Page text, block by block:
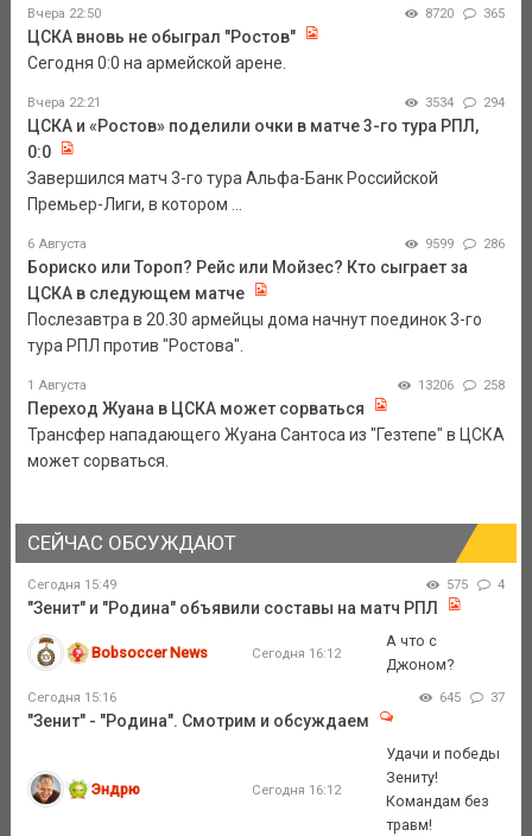
Вчера 22:50 8720 365
ЦСКА вновь не обыграл "Ростов"
Сегодня 0:0 на армейской арене.
Вчера 22:21 3534 294
ЦСКА и «Ростов» поделили очки в матче 3-го тура РПЛ,
0:0
Завершился матч 3-го тура Альфа-Банк Российской
Премьер-Лиги, в котором ...
6 Августа 9599 286
Бориско или Тороп? Рейс или Мойзес? Кто сыграет за
ЦСКА в следующем матче
Послезавтра в 20.30 армейцы дома начнут поединок 3-го
тура РПЛ против "Ростова".
1 Августа 13206 258
Переход Жуана в ЦСКА может сорваться
Трансфер нападающего Жуана Сантоса из "Гезтепе" в ЦСКА
может сорваться.
СЕЙЧАС ОБСУЖДАЮТ
Сегодня 15:49 575 4
"Зенит" и "Родина" объявили составы на матч РПЛ
Bobsoccer News Сегодня 16:12
А что с
Джоном?
Сегодня 15:16 645 37
"Зенит" - "Родина". Смотрим и обсуждаем
Эндрю Сегодня 16:12
Удачи и победы
Зениту!
Командам без
травм!